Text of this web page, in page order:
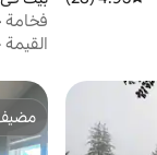
فخامة
للزوجين
القيمة ·